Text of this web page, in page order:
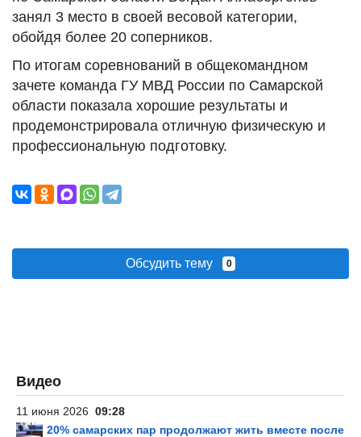
занял 3 место в своей весовой категории,
обойдя более 20 соперников.
По итогам соревнований в общекомандном
зачете команда ГУ МВД России по Самарской
области показала хорошие результаты и
продемонстрировала отличную физическую и
профессиональную подготовку.
Обсудить тему 0
Видео
11 июня 2026 09:28
20% самарских пар продолжают жить вместе после